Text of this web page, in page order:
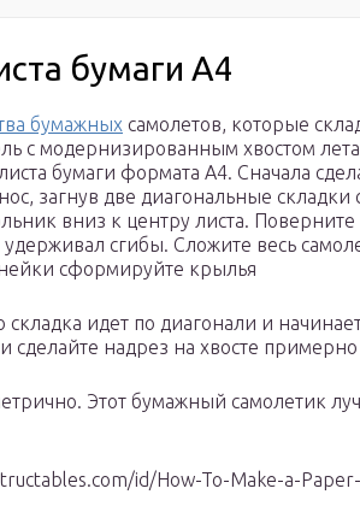
бумаги А4
бумажных самолетов, которые
с модернизированным хвостом
бумаги формата A4. Сначала
загнув две диагональные складки
вниз к центру листа.
сгибы. Сложите весь
сформируйте крылья
идет по диагонали и
сделайте надрез на хвосте примерно
Этот бумажный самолетик
id/How-To-Make-a-